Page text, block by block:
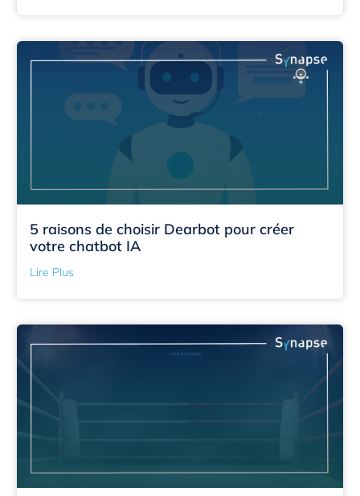
5 raisons de choisir Dearbot pour créer
votre chatbot IA
Lire Plus